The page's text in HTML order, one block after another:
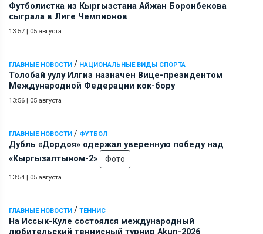
Футболистка из Кыргызстана Айжан Боронбекова
сыграла в Лиге Чемпионов
13:57 | 05 августа
ГЛАВНЫЕ НОВОСТИ / НАЦИОНАЛЬНЫЕ ВИДЫ СПОРТА
Толобай уулу Илгиз назначен Вице-президентом
Международной Федерации кок-бору
13:56 | 05 августа
ГЛАВНЫЕ НОВОСТИ / ФУТБОЛ
Дубль «Дордоя» одержал уверенную победу над
«Кыргызалтыном-2»
Фото
13:54 | 05 августа
ГЛАВНЫЕ НОВОСТИ / ТЕННИС
На Иссык-Куле состоялся международный
любительский теннисный турнир Akun-2026